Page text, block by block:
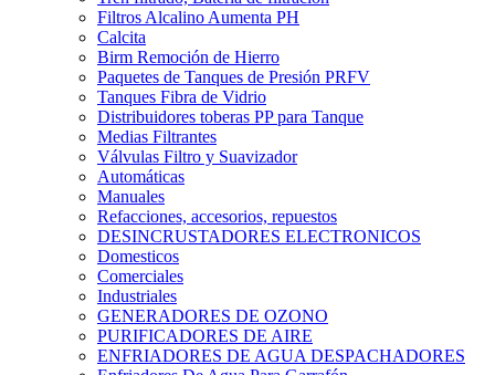
Filtros Alcalino Aumenta PH
Calcita
Birm Remoción de Hierro
Paquetes de Tanques de Presión PRFV
Tanques Fibra de Vidrio
Distribuidores toberas PP para Tanque
Medias Filtrantes
Válvulas Filtro y Suavizador
Automáticas
Manuales
Refacciones, accesorios, repuestos
DESINCRUSTADORES ELECTRONICOS
Domesticos
Comerciales
Industriales
GENERADORES DE OZONO
PURIFICADORES DE AIRE
ENFRIADORES DE AGUA DESPACHADORES